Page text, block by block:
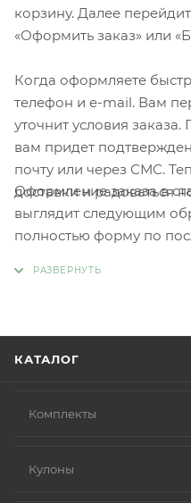
корзину. Далее
«Оформить заказ» или
Когда оформляете
телефон и e-mail. Вам
уточнит условия заказа.
вам придет
почту или через СМС.
доставки и радоваться
Оформление заказа в
выглядит следующим
полностью форму по
КАТАЛОГ
Комплекты
Кулоны